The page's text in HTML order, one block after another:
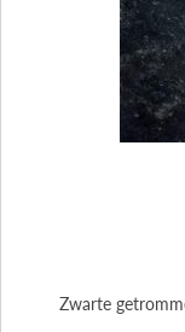
Zwarte